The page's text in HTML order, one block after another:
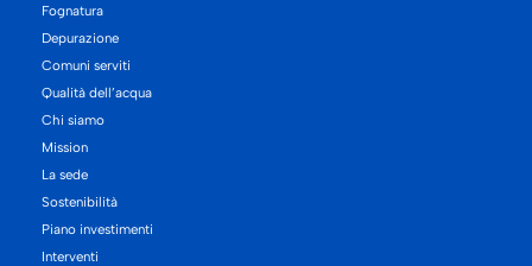
Fognatura
Depurazione
Comuni serviti
Qualità dell’acqua
Chi siamo
Mission
La sede
Sostenibilità
Piano investimenti
Interventi